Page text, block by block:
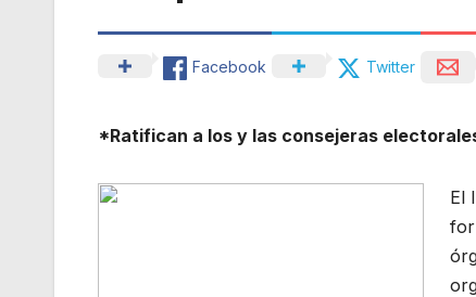
Facebook Twitter
*Ratifican a los y las consejeras
El